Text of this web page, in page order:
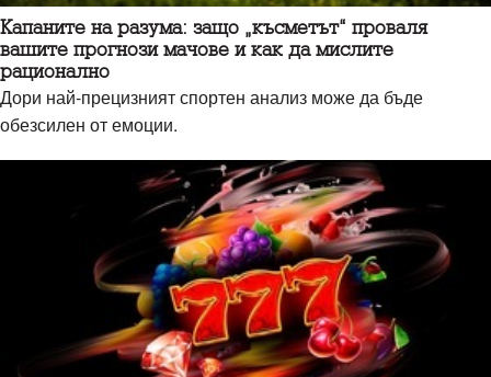
Капаните на разума: защо „късметът“ проваля
вашите прогнози мачове и как да мислите
рационално
Дори най-прецизният спортен анализ може да бъде
обезсилен от емоции.